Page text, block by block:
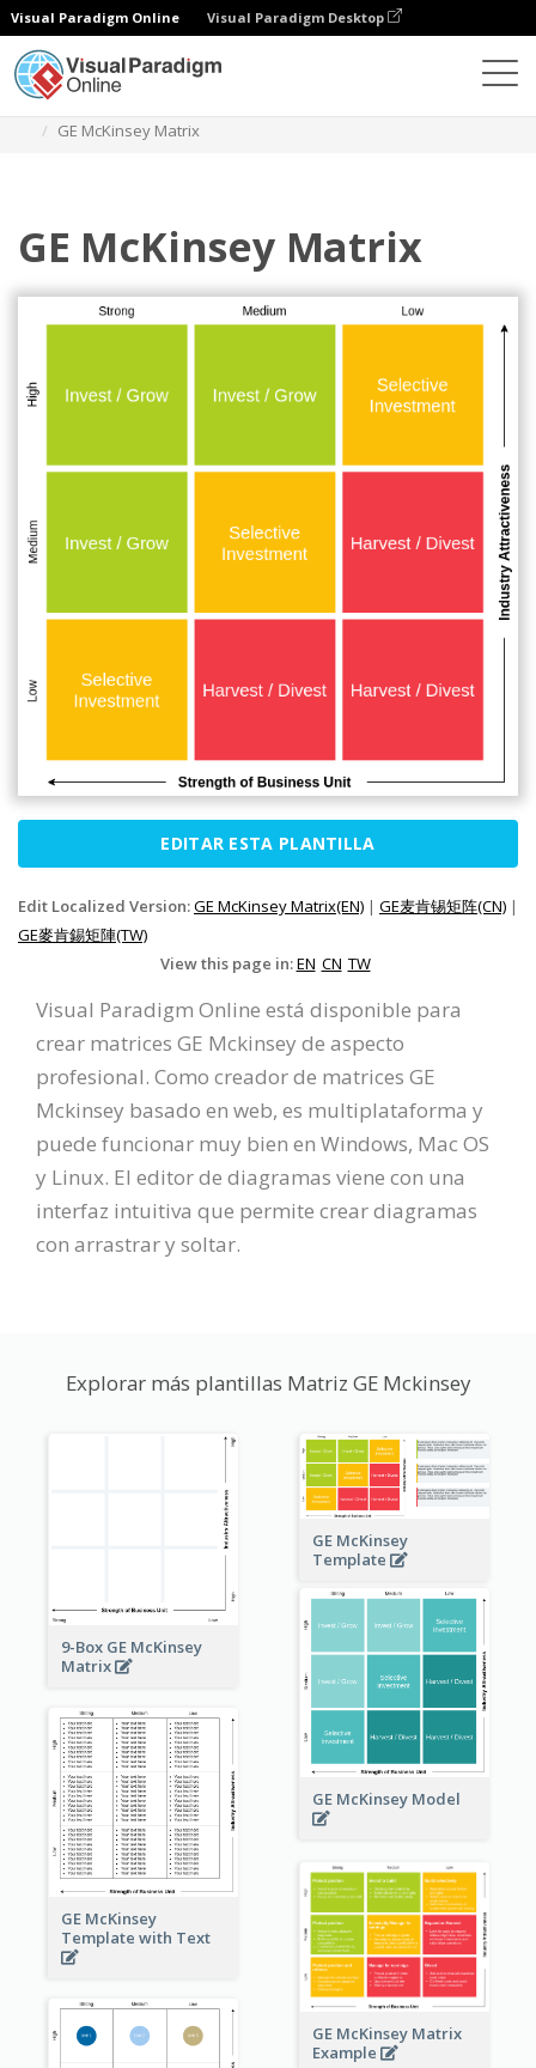
Visual Paradigm Online Visual Paradigm Desktop
GE McKinsey Matrix
GE McKinsey Matrix
EDITAR ESTA PLANTILLA
Edit Localized Version:GE McKinsey Matrix(EN) | GE麦肯锡矩阵(CN) |
GE麥肯錫矩陣(TW)
View this page in:EN CN TW
Visual Paradigm Online está disponible para
crear matrices GE Mckinsey de aspecto
profesional. Como creador de matrices GE
Mckinsey basado en web, es multiplataforma y
puede funcionar muy bien en Windows, Mac OS
y Linux. El editor de diagramas viene con una
interfaz intuitiva que permite crear diagramas
con arrastrar y soltar.
Explorar más plantillas Matriz GE Mckinsey
9-Box GE McKinsey
Matrix
GE McKinsey
Template
GE McKinsey Model
GE McKinsey
Template with Text
GE McKinsey Matrix
Example